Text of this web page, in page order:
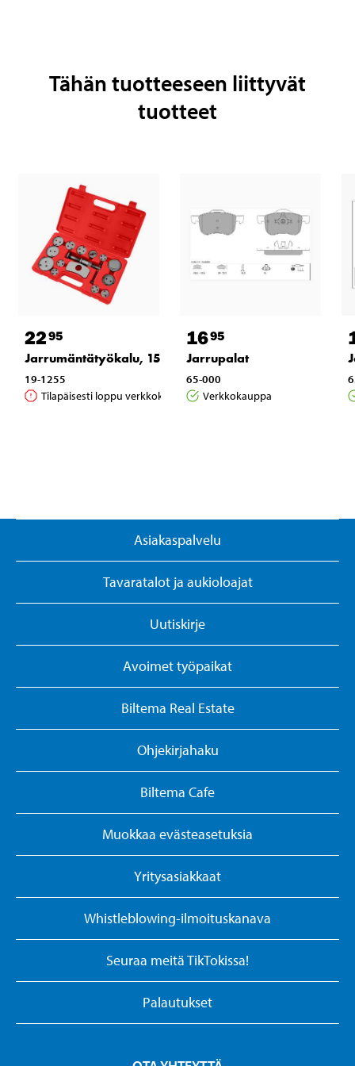
Tähän tuotteeseen liittyvät
tuotteet
2295
Jarrumäntätyökalu, 15 osaa
19-1255
Tilapäisesti loppu verkkokaupasta
1695
Jarrupalat
65-000
Verkkokauppa
Asiakaspalvelu
Tavaratalot ja aukioloajat
Uutiskirje
Avoimet työpaikat
Biltema Real Estate
Ohjekirjahaku
Biltema Cafe
Muokkaa evästeasetuksia
Yritysasiakkaat
Whistleblowing-ilmoituskanava
Seuraa meitä TikTokissa!
Palautukset